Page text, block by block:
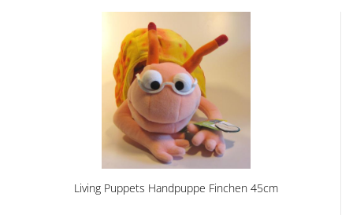
Living Puppets Handpuppe Finchen 45cm